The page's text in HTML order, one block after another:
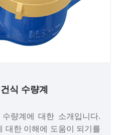
식 수량계
량계에 대한 소개입니다.
대한 이해에 도움이 되기를